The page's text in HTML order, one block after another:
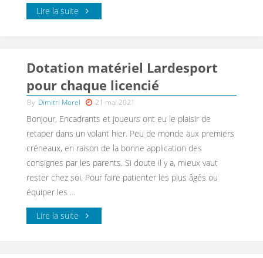
Lire la suite
Dotation matériel Lardesport
pour chaque licencié
By Dimitri Morel 21 mai 2021
Bonjour, Encadrants et joueurs ont eu le plaisir de
retaper dans un volant hier. Peu de monde aux premiers
créneaux, en raison de la bonne application des
consignes par les parents. Si doute il y a, mieux vaut
rester chez soi. Pour faire patienter les plus âgés ou
équiper les …
Lire la suite